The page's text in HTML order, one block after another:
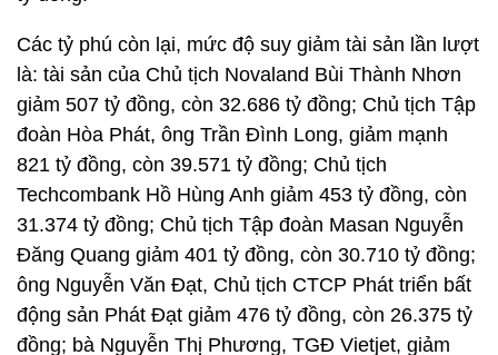
Các tỷ phú còn lại, mức độ suy giảm tài sản lần lượt
là: tài sản của Chủ tịch Novaland Bùi Thành Nhơn
giảm 507 tỷ đồng, còn 32.686 tỷ đồng; Chủ tịch Tập
đoàn Hòa Phát, ông Trần Đình Long, giảm mạnh
821 tỷ đồng, còn 39.571 tỷ đồng; Chủ tịch
Techcombank Hồ Hùng Anh giảm 453 tỷ đồng, còn
31.374 tỷ đồng; Chủ tịch Tập đoàn Masan Nguyễn
Đăng Quang giảm 401 tỷ đồng, còn 30.710 tỷ đồng;
ông Nguyễn Văn Đạt, Chủ tịch CTCP Phát triển bất
động sản Phát Đạt giảm 476 tỷ đồng, còn 26.375 tỷ
đồng; bà Nguyễn Thị Phương, TGĐ Vietjet, giảm